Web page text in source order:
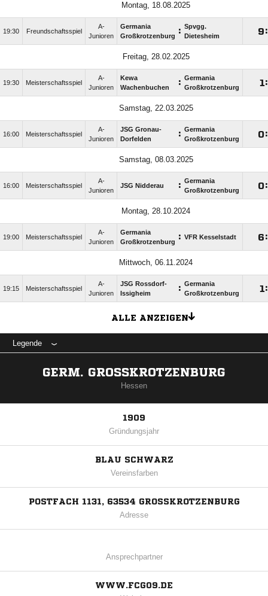
Montag, 18.08.2025
19:30 Freundschaftsspiel
A-
Junioren
Germania
Großkrotzenburg : Spvgg.
Dietesheim
:
Freitag, 28.02.2025
19:30 Meisterschaftsspiel
A-
Junioren
Kewa
Wachenbuchen
: Germania
Großkrotzenburg
:
Samstag, 22.03.2025
16:00 Meisterschaftsspiel
A-
Junioren
JSG Gronau-
Dorfelden
: Germania
Großkrotzenburg
:
Samstag, 08.03.2025
16:00 Meisterschaftsspiel
A-
Junioren
JSG Nidderau : Germania
Großkrotzenburg
:
Montag, 28.10.2024
19:00 Meisterschaftsspiel
A-
Junioren
Germania
Großkrotzenburg : VFR Kesselstadt :
Mittwoch, 06.11.2024
19:15 Meisterschaftsspiel
A-
Junioren
JSG Rossdorf-
Issigheim
: Germania
Großkrotzenburg
:
ALLE ANZEIGEN
Legende
GERM. GROSSKROTZENBURG
Hessen
1909
Gründungsjahr
BLAU SCHWARZ
Vereinsfarben
POSTFACH 1131, 63534 GROSSKROTZENBURG
Adresse
Ansprechpartner
WWW.FCG09.DE